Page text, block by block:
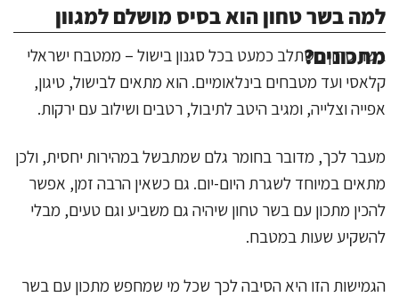
למה בשר טחון הוא בסיס מושלם למגוון
מתכונים?
בשר טחון משתלב כמעט בכל סגנון בישול – ממטבח ישראלי
קלאסי ועד מטבחים בינלאומיים. הוא מתאים לבישול, טיגון,
אפייה וצלייה, ומגיב היטב לתיבול, רטבים ושילוב עם ירקות.
מעבר לכך, מדובר בחומר גלם שמתבשל במהירות יחסית, ולכן
מתאים במיוחד לשגרת היום-יום. גם כשאין הרבה זמן, אפשר
להכין מתכון עם בשר טחון שיהיה גם משביע וגם טעים, מבלי
להשקיע שעות במטבח.
הגמישות הזו היא הסיבה לכך שכל מי שמחפש מתכון עם בשר